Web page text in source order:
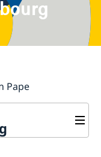
Pape